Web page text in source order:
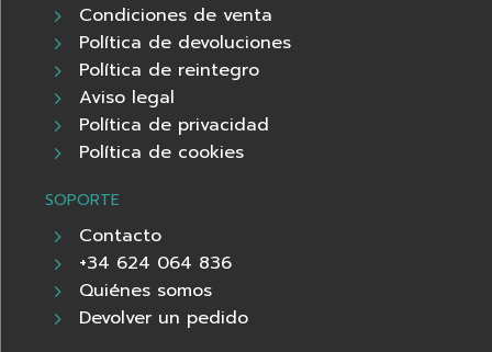
Condiciones de venta
Política de devoluciones
Política de reintegro
Aviso legal
Política de privacidad
Política de cookies
SOPORTE
Contacto
+34 624 064 836
Quiénes somos
Devolver un pedido